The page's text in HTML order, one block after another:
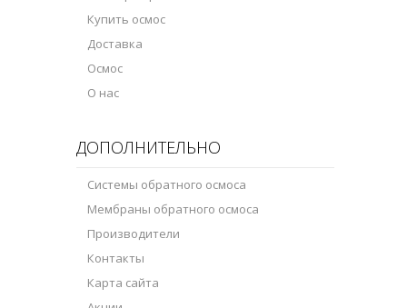
Купить осмос
Доставка
Осмос
О нас
ДОПОЛНИТЕЛЬНО
Системы обратного осмоса
Мембраны обратного осмоса
Производители
Контакты
Карта сайта